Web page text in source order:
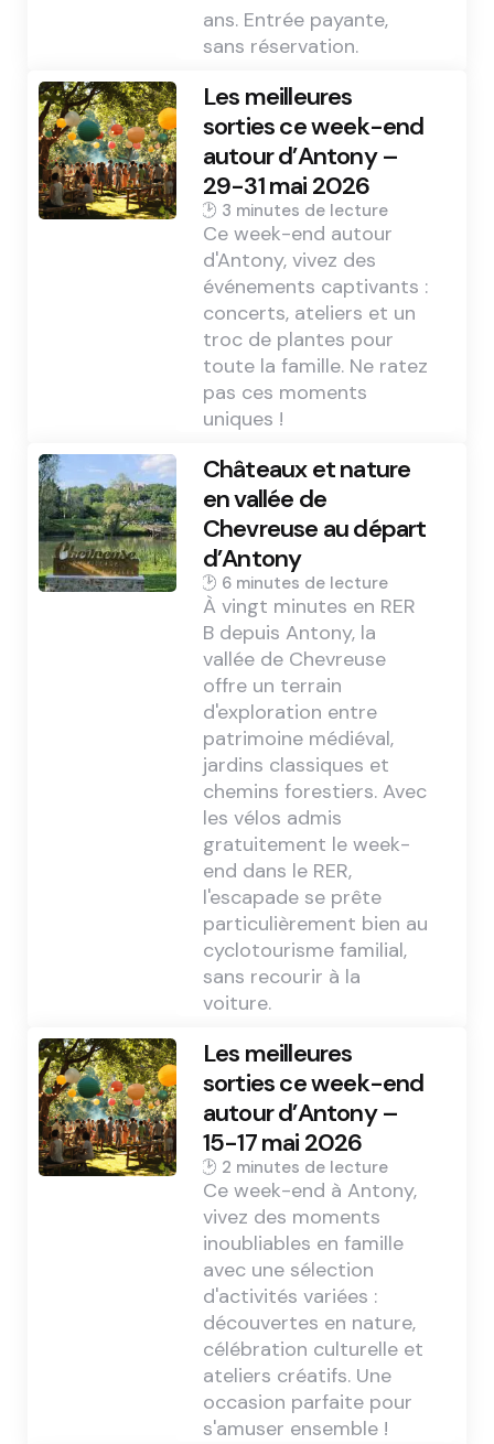
ans. Entrée payante,
sans réservation.
Les meilleures
sorties ce week-end
autour d’Antony –
29-31 mai 2026
3 min
Ce week-end autour
d'Antony, vivez des
événements captivants :
concerts, ateliers et un
troc de plantes pour
toute la famille. Ne ratez
pas ces moments
uniques !
Châteaux et nature
en vallée de
Chevreuse au départ
d’Antony
6 min
À vingt minutes en RER
B depuis Antony, la
vallée de Chevreuse
offre un terrain
d'exploration entre
patrimoine médiéval,
jardins classiques et
chemins forestiers. Avec
les vélos admis
gratuitement le week-
end dans le RER,
l'escapade se prête
particulièrement bien au
cyclotourisme familial,
sans recourir à la
voiture.
Les meilleures
sorties ce week-end
autour d’Antony –
15-17 mai 2026
2 min
Ce week-end à Antony,
vivez des moments
inoubliables en famille
avec une sélection
d'activités variées :
découvertes en nature,
célébration culturelle et
ateliers créatifs. Une
occasion parfaite pour
s'amuser ensemble !